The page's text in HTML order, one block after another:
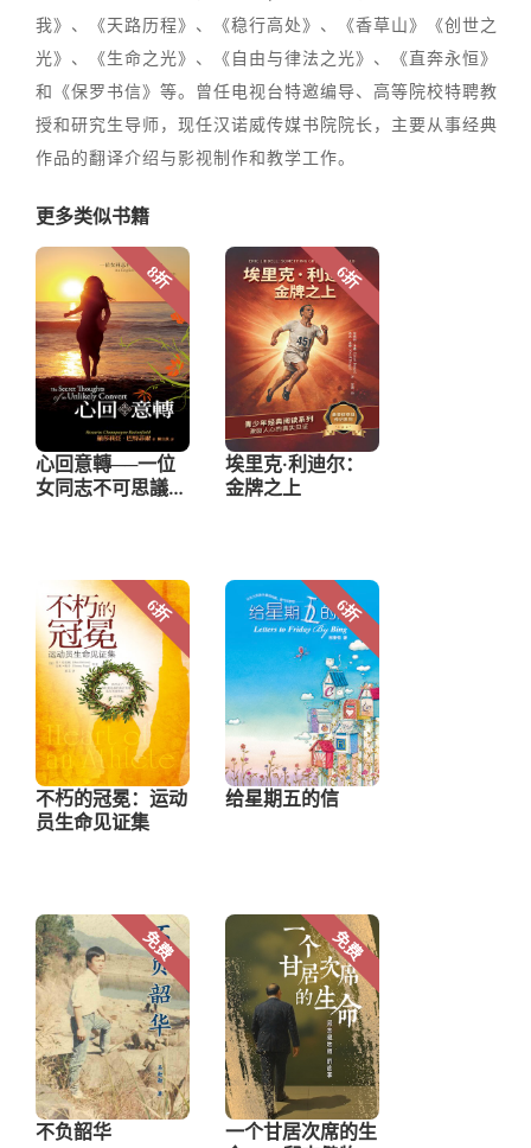
我》、《天路历程》、《稳行高处》、《香草山》《创世之
光》、《生命之光》、《自由与律法之光》、《直奔永恒》
和《保罗书信》等。曾任电视台特邀编导、高等院校特聘教
授和研究生导师，现任汉诺威传媒书院院长，主要从事经典
作品的翻译介绍与影视制作和教学工作。
更多类似书籍